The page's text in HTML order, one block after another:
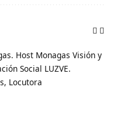
Host Monagas Visión y
Social LUZVE.
Locutora